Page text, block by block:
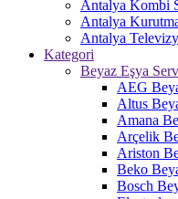
Antalya Kombi
Antalya
Antalya
Kategori
Beyaz Eşya
AEG
Altus
Amana
Arçelik
Ariston
Beko
Bosch